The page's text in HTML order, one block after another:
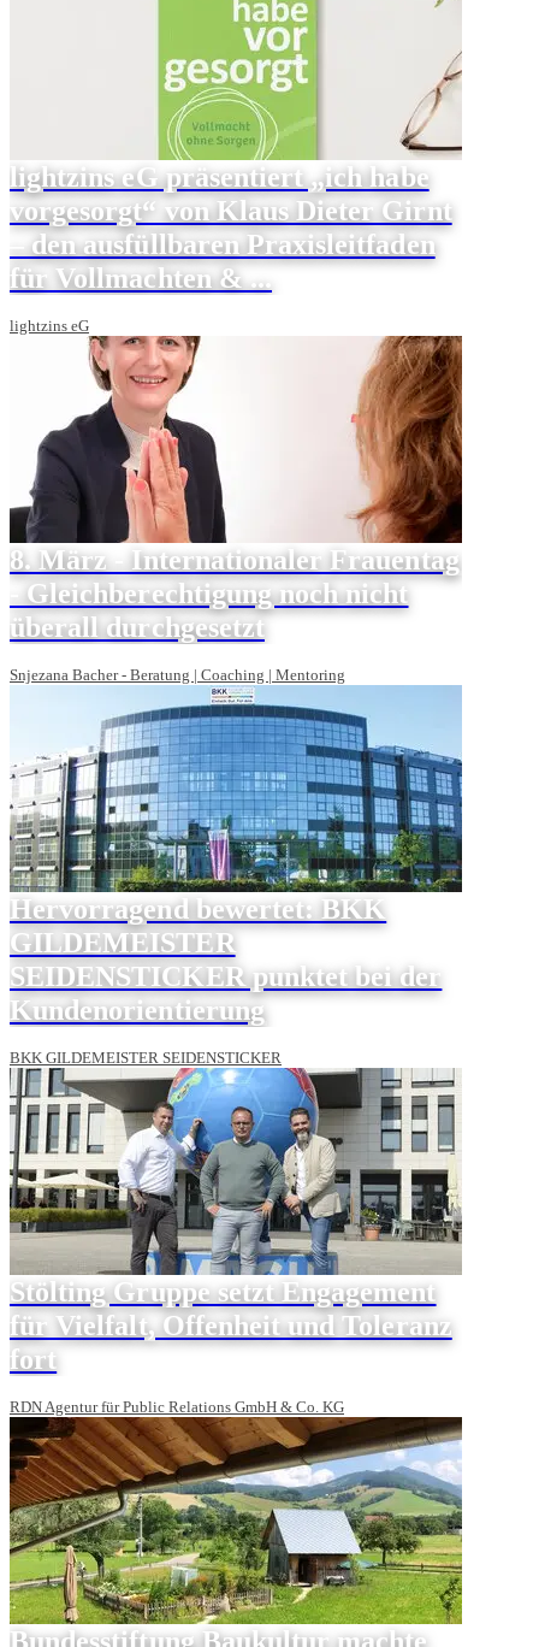
lightzins eG präsentiert „ich habe
vorgesorgt“ von Klaus Dieter Girnt
– den ausfüllbaren Praxisleitfaden
für Vollmachten & ...
lightzins eG
8. März - Internationaler Frauentag
- Gleichberechtigung noch nicht
überall durchgesetzt
Snjezana Bacher - Beratung | Coaching | Mentoring
Hervorragend bewertet: BKK
GILDEMEISTER
SEIDENSTICKER punktet bei der
Kundenorientierung
BKK GILDEMEISTER SEIDENSTICKER
Stölting Gruppe setzt Engagement
für Vielfalt, Offenheit und Toleranz
fort
RDN Agentur für Public Relations GmbH & Co. KG